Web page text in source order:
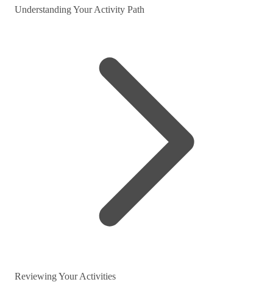
Understanding Your Activity Path
Reviewing Your Activities